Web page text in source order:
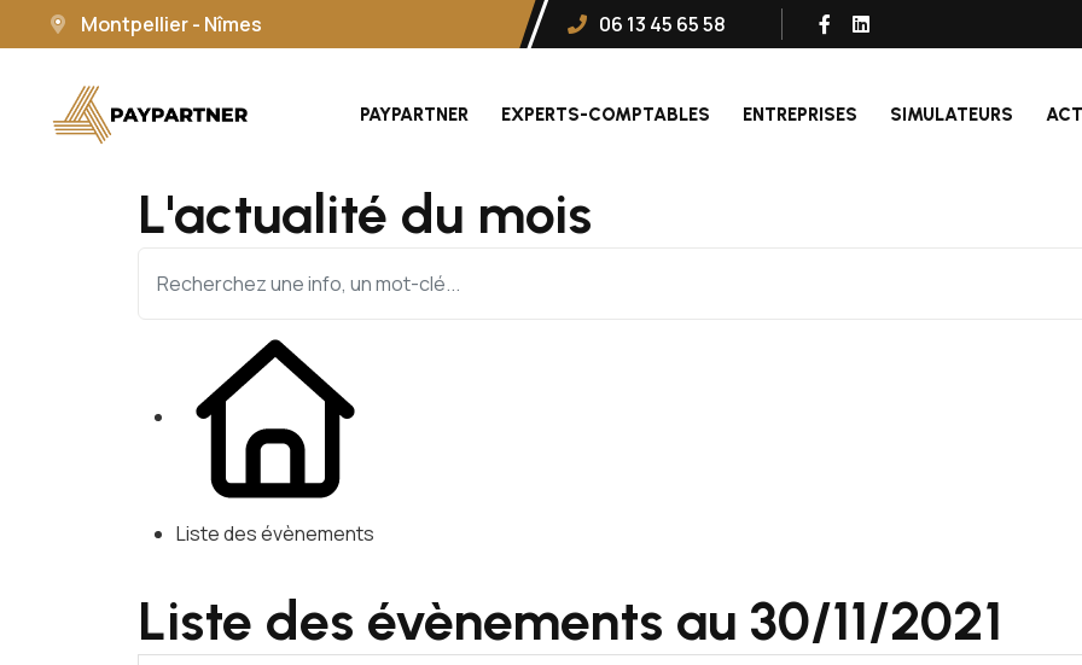
Montpellier - Nîmes 06 13 45 65 58
PAYPARTNER EXPERTS-COMPTABLES ENTREPRISES SIMULATEURS
L'actualité du mois
Liste des évènements
Liste des évènements au 30/11/2021